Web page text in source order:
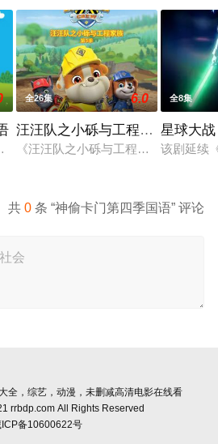
猪爸爸和猪妈妈不得不准备搬家。在
全26集 6.0
汪汪队之小砾与工程家族第三季
《汪汪队之小砾与工程家族第2季》
全8集
星球大
该剧延续
共0 条 “神偷卡门第四季国语” 评论
全，综艺，动漫，未删减高清电影在线看
rrbdp.com All Rights Reserved
ICP备10600622号